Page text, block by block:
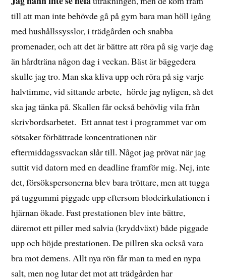
till att man inte behövde gå på gym bara man höll igång
med hushållssysslor, i trädgården och snabba
promenader, och att det är bättre att röra på sig varje dag
än hårdträna någon dag i veckan. Bäst är bäggedera
skulle jag tro. Man ska kliva upp och röra på sig varje
halvtimme, vid sittande arbete, hörde jag nyligen, så det
ska jag tänka på. Skallen får också behövlig vila från
skrivbordsarbetet. Ett annat test i programmet var om
sötsaker förbättrade koncentrationen när
eftermiddagssvackan slår till. Något jag prövat när jag
suttit vid datorn med en deadline framför mig. Nej, inte
det, försökspersonerna blev bara tröttare, men att tugga
på tuggummi piggade upp eftersom blodcirkulationen i
hjärnan ökade. Fast prestationen blev inte bättre,
däremot ett piller med salvia (kryddväxt) både piggade
upp och höjde prestationen. De pillren ska också vara
bra mot demens. Allt nya rön får man ta med en nypa
salt, men nog lutar det mot att trädgården har